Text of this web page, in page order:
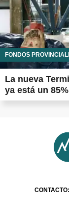
FONDOS
La nueva
ya está un
CONTACTO: